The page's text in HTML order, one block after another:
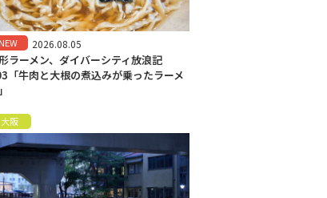
NEW 2026.08.05
ラーメン、ダイバーシティ放浪記
「牛肉と大根の煮込みが乗ったラーメ
大阪